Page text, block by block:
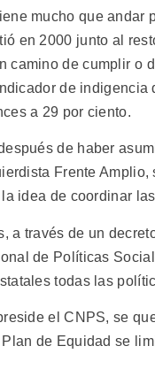
mucho que andar
en 2000 junto al
camino de cumplir
de indigencia
a 29 por ciento.
de haber
Frente
idea de coordinar
a través de un
de Políticas
todas las
el CNPS, se
de Equidad se